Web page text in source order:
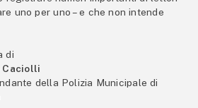
uno per uno – e che non intende
di
Caciolli
della Polizia Municipale di